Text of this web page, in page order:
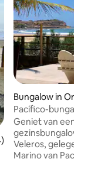
beoordeling van
Bungalow in
Pacífico-
Punta Veleros.
Geniet van een
gezinsbungalow
Veleros, gelegen
Marino van Pacífico